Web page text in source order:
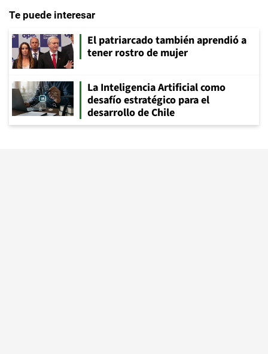
Te puede interesar
El patriarcado también aprendió a
tener rostro de mujer
La Inteligencia Artificial como
desafío estratégico para el
desarrollo de Chile